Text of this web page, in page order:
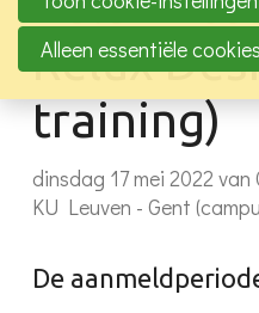
Relux
training)
dinsdag 17 mei 2022
KU Leuven - Gent
De
Log
Alleen essentiële cookies